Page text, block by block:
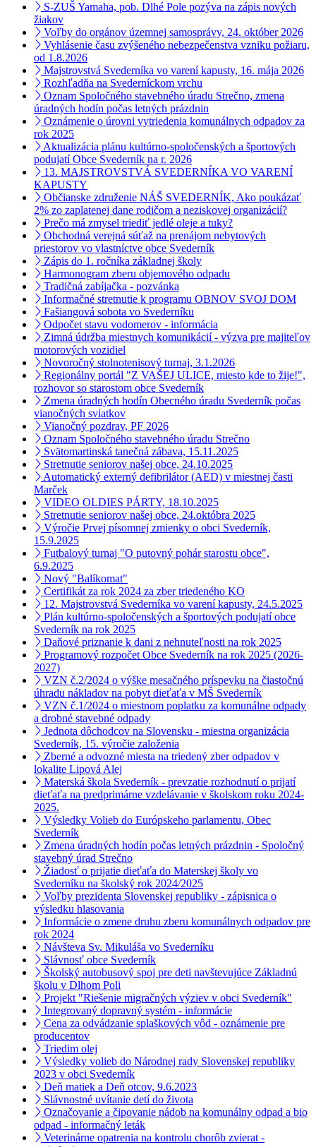
S-ZUŠ Yamaha, pob. Dlhé Pole pozýva na zápis nových
žiakov
Voľby do orgánov územnej samosprávy, 24. október 2026
Vyhlásenie času zvýšeného nebezpečenstva vzniku požiaru,
od 1.8.2026
Majstrovstvá Svederníka vo varení kapusty, 16. mája 2026
Rozhľadňa na Svederníckom vrchu
Oznam Spoločného stavebného úradu Strečno, zmena
úradných hodín počas letných prázdnin
Oznámenie o úrovni vytriedenia komunálnych odpadov za
rok 2025
Aktualizácia plánu kultúrno-spoločenských a športových
podujatí Obce Svederník na r. 2026
13. MAJSTROVSTVÁ SVEDERNÍKA VO VARENÍ
KAPUSTY
Občianske združenie NÁŠ SVEDERNÍK, Ako poukázať
2% zo zaplatenej dane rodičom a neziskovej organizácií?
Prečo má zmysel triediť jedlé oleje a tuky?
Obchodná verejná súťaž na prenájom nebytových
priestorov vo vlastníctve obce Svederník
Zápis do 1. ročníka základnej školy
Harmonogram zberu objemového odpadu
Tradičná zabíjačka - pozvánka
Informačné stretnutie k programu OBNOV SVOJ DOM
Fašiangová sobota vo Svederníku
Odpočet stavu vodomerov - informácia
Zimná údržba miestnych komunikácií - výzva pre majiteľov
motorových vozidiel
Novoročný stolnotenisový turnaj, 3.1.2026
Regionálny portál "Z VAŠEJ ULICE, miesto kde to žije!",
rozhovor so starostom obce Svederník
Zmena úradných hodín Obecného úradu Svederník počas
vianočných sviatkov
Vianočný pozdrav, PF 2026
Oznam Spoločného stavebného úradu Strečno
Svätomartinská tanečná zábava, 15.11.2025
Stretnutie seniorov našej obce, 24.10.2025
Automatický externý defibrilátor (AED) v miestnej časti
Marček
VIDEO OLDIES PÁRTY, 18.10.2025
Stretnutie seniorov našej obce, 24.októbra 2025
Výročie Prvej písomnej zmienky o obci Svederník,
15.9.2025
Futbalový turnaj "O putovný pohár starostu obce",
6.9.2025
Nový "Balíkomat"
Certifikát za rok 2024 za zber triedeného KO
12. Majstrovstvá Svederníka vo varení kapusty, 24.5.2025
Plán kultúrno-spoločenských a športových podujatí obce
Svederník na rok 2025
Daňové priznanie k dani z nehnuteľnosti na rok 2025
Programový rozpočet Obce Svederník na rok 2025 (2026-
2027)
VZN č.2/2024 o výške mesačného príspevku na čiastočnú
úhradu nákladov na pobyt dieťaťa v MŠ Svederník
VZN č.1/2024 o miestnom poplatku za komunálne odpady
a drobné stavebné odpady
Jednota dôchodcov na Slovensku - miestna organizácia
Svederník, 15. výročie založenia
Zberné a odvozné miesta na triedený zber odpadov v
lokalite Lipová Alej
Materská škola Svederník - prevzatie rozhodnutí o prijatí
dieťaťa na predprimárne vzdelávanie v školskom roku 2024-
2025.
Výsledky Volieb do Európskeho parlamentu, Obec
Svederník
Zmena úradných hodín počas letných prázdnin - Spoločný
stavebný úrad Strečno
Žiadosť o prijatie dieťaťa do Materskej školy vo
Svederníku na školský rok 2024/2025
Voľby prezidenta Slovenskej republiky - zápisnica o
výsledku hlasovania
Informácie o zmene druhu zberu komunálnych odpadov pre
rok 2024
Návšteva Sv. Mikuláša vo Svederníku
Slávnosť obce Svederník
Školský autobusový spoj pre deti navštevujúce Základnú
školu v Dlhom Poli
Projekt "Riešenie migračných výziev v obci Svederník"
Integrovaný dopravný systém - informácie
Cena za odvádzanie splaškových vôd - oznámenie pre
producentov
Triedim olej
Výsledky volieb do Národnej rady Slovenskej republiky
2023 v obci Svederník
Deň matiek a Deň otcov, 9.6.2023
Slávnostné uvítanie detí do života
Označovanie a čipovanie nádob na komunálny odpad a bio
odpad - informačný leták
Veterinárne opatrenia na kontrolu chorôb zvierat -